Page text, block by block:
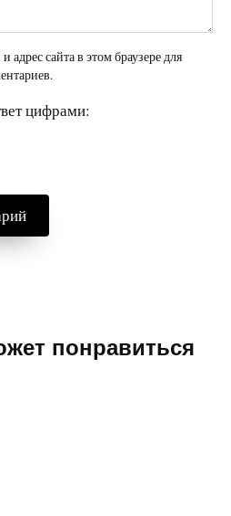
адрес сайта в этом браузере для
цифрами:
понравиться